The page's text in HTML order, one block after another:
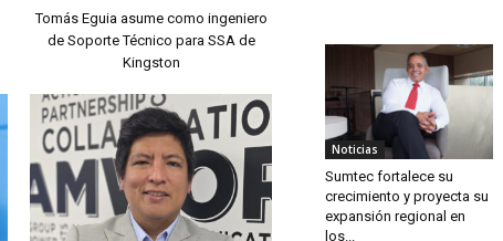
Tomás Eguia asume como ingeniero
de Soporte Técnico para SSA de
Kingston
Noticias
Sumtec fortalece su
crecimiento y proyecta su
expansión regional en
los...